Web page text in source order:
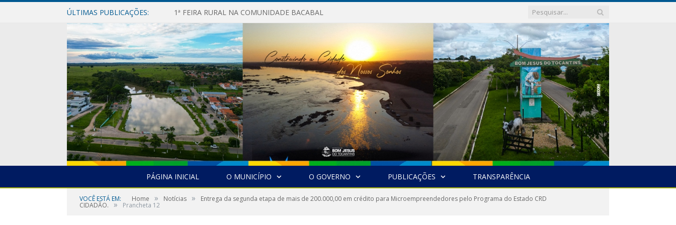
ÚLTIMAS PUBLICAÇÕES: 1ª FEIRA RURAL NA COMUNIDADE BACABAL
PÁGINA INICIAL O MUNICÍPIO O GOVERNO PUBLICAÇÕES TRANSPARÊNCIA
VOCÊ ESTÁ EM: Home » Notícias » Entrega da segunda etapa de mais de 200.000,00 em crédito para Microempreendedores pelo Programa do Estado CRD
CIDADÃO. » Prancheta 12